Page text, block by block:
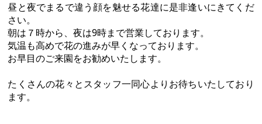
昼と夜でまるで違う顔を魅せる花達に是非逢いにきてくだ
さい。
朝は７時から、夜は9時まで営業しております。
気温も高めで花の進みが早くなっております。
お早目のご来園をお勧めいたします。
たくさんの花々とスタッフ一同心よりお待ちいたしており
ます。